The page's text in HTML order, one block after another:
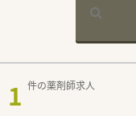
1 件の薬剤師求人